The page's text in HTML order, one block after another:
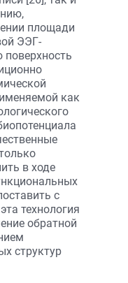
площади
ЭЭГ-
поверхность
как
в ходе
с
технология
обратной
структур